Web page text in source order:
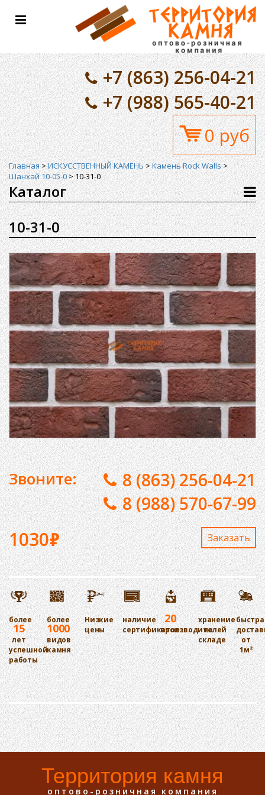
Toggle
+7 (863) 256-04-21
+7 (988) 565-40-21
0 руб
Главная>ИСКУССТВЕННЫЙ КАМЕНЬ>Камень Rock Walls>
Шанхай 10-05-0>10-31-0
Каталог
10-31-0
Звоните:
8 (863) 256-04-21
8 (988) 570-67-99
1030₽ Заказaть
более
15
лет
успешной
работы
более
1000
видов
камня
Низкие
цены
наличие
сертификатов
20
производителей
хранение
на
складе
от
1м²
Территория камня
оптово-розничная компания